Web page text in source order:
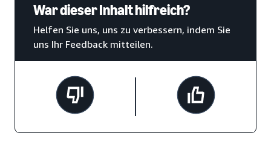
War dieser Inhalt hilfreich?
Helfen Sie uns, uns zu verbessern, indem Sie
uns Ihr Feedback mitteilen.